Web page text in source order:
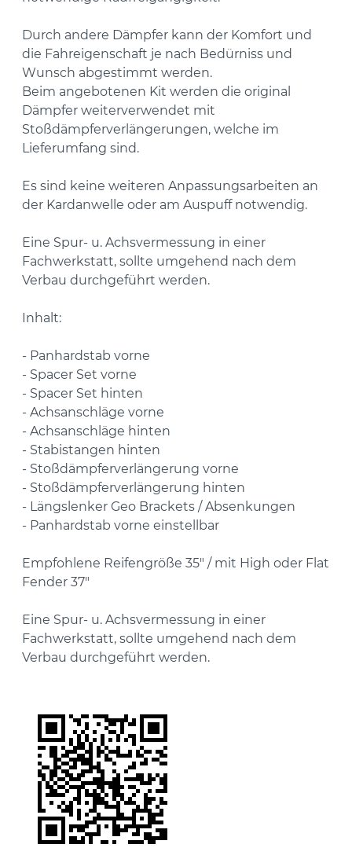
Durch andere Dämpfer kann der Komfort und
die Fahreigenschaft je nach Bedürniss und
Wunsch abgestimmt werden.
Beim angebotenen Kit werden die original
Dämpfer weiterverwendet mit
Stoßdämpferverlängerungen, welche im
Lieferumfang sind.
Es sind keine weiteren Anpassungsarbeiten an
der Kardanwelle oder am Auspuff notwendig.
Eine Spur- u. Achsvermessung in einer
Fachwerkstatt, sollte umgehend nach dem
Verbau durchgeführt werden.
Inhalt:
- Panhardstab vorne
- Spacer Set vorne
- Spacer Set hinten
- Achsanschläge vorne
- Achsanschläge hinten
- Stabistangen hinten
- Stoßdämpferverlängerung vorne
- Stoßdämpferverlängerung hinten
- Längslenker Geo Brackets / Absenkungen
- Panhardstab vorne einstellbar
Empfohlene Reifengröße 35" / mit High oder Flat
Fender 37"
Eine Spur- u. Achsvermessung in einer
Fachwerkstatt, sollte umgehend nach dem
Verbau durchgeführt werden.